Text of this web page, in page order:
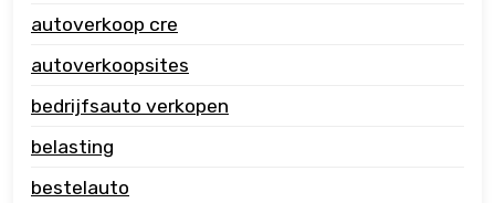
autoverkoop cre
autoverkoopsites
bedrijfsauto verkopen
belasting
bestelauto